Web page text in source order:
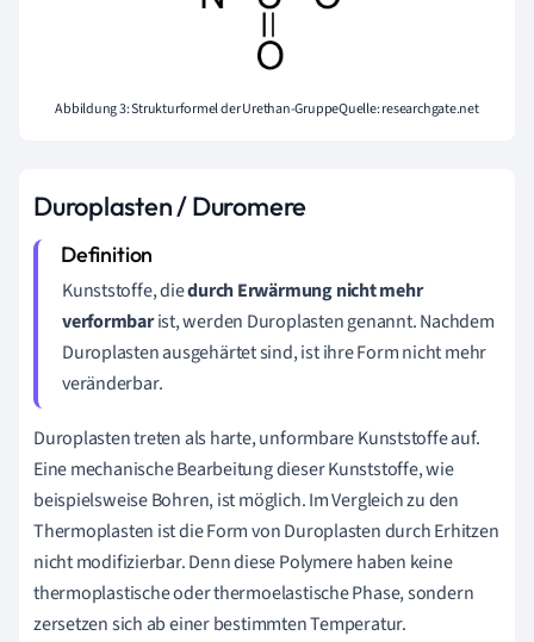
Abbildung 3: Strukturformel der Urethan-GruppeQuelle: researchgate.net
Duroplasten / Duromere
Kunststoffe, diedurch Erwärmung nicht mehr
verformbarist, werden Duroplasten genannt. Nachdem
Duroplasten ausgehärtet sind, ist ihre Form nicht mehr
veränderbar.
Duroplasten treten als harte, unformbare Kunststoffe auf.
Eine mechanische Bearbeitung dieser Kunststoffe, wie
beispielsweise Bohren, ist möglich. Im Vergleich zu den
Thermoplasten ist die Form von Duroplasten durch Erhitzen
nicht modifizierbar. Denn diese Polymere haben keine
thermoplastische oder thermoelastische Phase, sondern
zersetzen sich ab einer bestimmten Temperatur.